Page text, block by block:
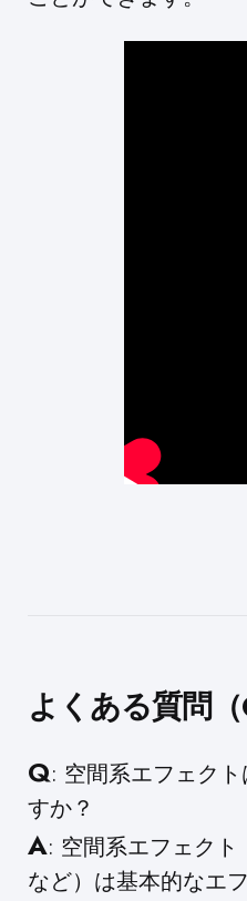
よくある質問（
Q: 空間系エフェク
すか？
A: 空間系エフェク
など）は基本的なエ